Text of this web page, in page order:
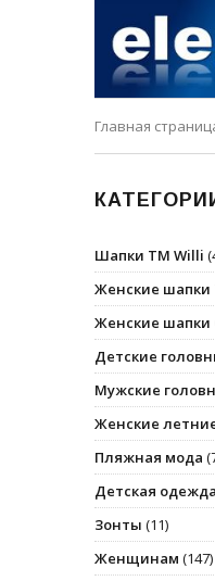
Главная
Шапки ТМ Willi
Женские шапки
Женские шапки
Детские
Мужские
Женские
Пляжная мода
Детская
Зонты (11)
Женщинам (147)